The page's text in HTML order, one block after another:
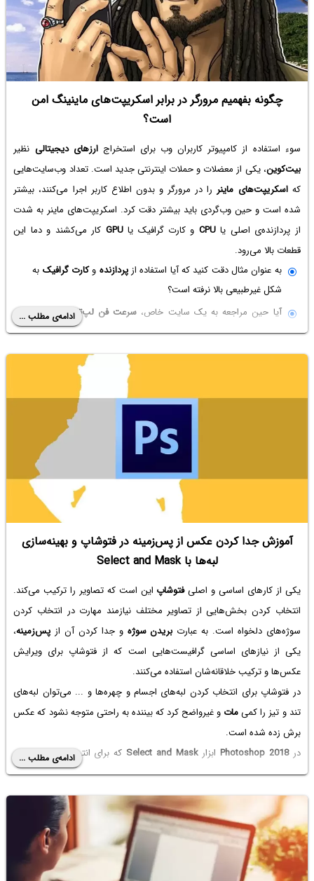
چگونه بفهمیم مرورگر در برابر اسکریپت‌های ماینینگ امن
است؟
سوء استفاده از کامپیوتر کاربران وب برای استخراجارزهای دیجیتالی نظیر
بیت‌کوین، یکی از معضلات و حملات اینترنتی جدید است. تعداد وب‌سایت‌هایی
کهاسکریپت‌های ماینر را در مرورگر و بدون اطلاع کاربر اجرا می‌کنند، بیشتر
شده است و حین وب‌گردی باید بیشتر دقت کرد. اسکریپت‌های ماینر به شدت
از پردازنده‌ی اصلی یاCPU و کارت گرافیک یاGPU کار می‌کشند و دما این
قطعات بالا می‌رود.
به عنوان مثال دقت کنید که آیا استفاده ازپردازنده وکارت گرافیک به
شکل غیرطبیعی بالا نرفته است؟
آیا حین مراجعه به یک سایت خاص، سرعت فن لپ‌تاپبالا نرفته
است؟
در این مقاله به معرفی روشی برای بررسی اینکه مرورگر در برابراسکریپت‌های
است، می‌پردازیم و با یک وب‌سایت ساده، تست امنیت
مرورگر را انجام می‌دهیم. با ما باشید.
ادامه‌ی مطلب ...
آموزش جدا کردن عکس از پس‌زمینه در فتوشاپ و بهینه‌سازی
لبه‌ها با Select and Mask
یکی از کارهای اساسی و اصلیفتوشاپ این است که تصاویر را ترکیب می‌کند.
انتخاب کردن بخش‌هایی از تصاویر مختلف نیازمند مهارت در انتخاب کردن
سوژه‌های دلخواه است. به عبارت بریدن سوژه و جدا کردن آن از پس‌زمینه،
یکی از نیازهای اساسی گرافیست‌هایی است که از فتوشاپ برای ویرایش
عکس‌ها و ترکیب خلاقانه‌شان استفاده می‌کنند.
در فتوشاپ برای انتخاب کردن لبه‌های اجسام و چهره‌ها و ... می‌توان لبه‌های
تند و تیز را کمیمات و غیرواضح کرد که بیننده به راحتی متوجه نشود که عکس
برش زده شده است.
درPhotoshop 2018ابزارSelect and Mask که برای انتخاب کردن و محو
کردن بخش‌هایی از عکس به کار می‌رود، این کار را به نحو احسن انجام
می‌دهد. اگر تنظیمات مناسبی انتخاب کنیم، می‌توان لبه‌های عکس‌های
برش‌خورده را واقعی‌تر و طبیعی‌تر جلوه داد. در ادامه به تنظیمات این ویژگی
جالب فتوشاپ می‌پردازیم. با ما باشید.
ادامه‌ی مطلب ...